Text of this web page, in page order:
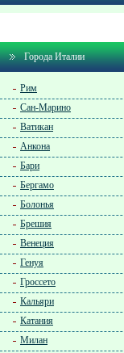
Города Италии
Рим
Сан-Марино
Ватикан
Анкона
Бари
Бергамо
Болонья
Брешия
Венеция
Генуя
Гроссето
Кальяри
Катания
Милан